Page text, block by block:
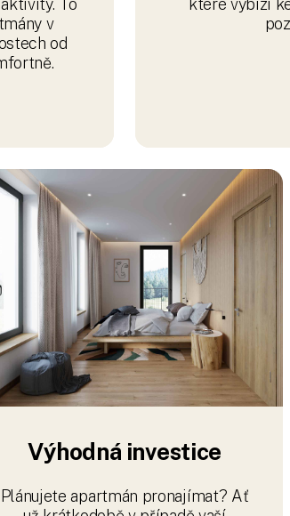
Výhodná investice
Plánujete apartmán pronajímat? Ať
už krátkodobě v případě vaší
nepřítomnosti nebo dlouhodobě,
horské apartmány jsou žádaným
ubytováním. A my vám
pronájmu.